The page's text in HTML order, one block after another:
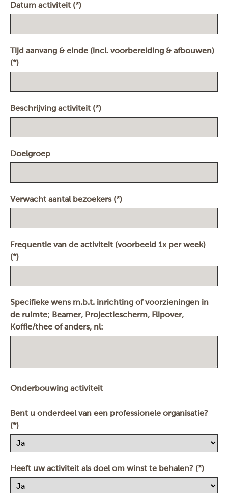
Datum activiteit (*)
Tijd aanvang & einde (incl. voorbereiding & afbouwen)
(*)
Beschrijving activiteit (*)
Doelgroep
Verwacht aantal bezoekers (*)
Frequentie van de activiteit (voorbeeld 1x per week)
(*)
Specifieke wens m.b.t. inrichting of voorzieningen in
de ruimte; Beamer, Projectiescherm, Flipover,
Koffie/thee of anders, nl:
Onderbouwing activiteit
Bent u onderdeel van een professionele organisatie?
(*)
Heeft uw activiteit als doel om winst te behalen? (*)